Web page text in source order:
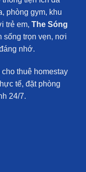
phòng gym, khu
trẻ em, The Sóng
sống trọn vẹn, nơi
nhớ.
thuê homestay
tế, đặt phòng
24/7.